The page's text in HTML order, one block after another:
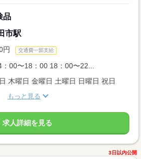
品
市駅
円 交通費一部支給
00〜18：00 18：00〜22...
木曜日 金曜日 土曜日 日曜日 祝日
もっと見る
求人詳細を見る
3日以内公開